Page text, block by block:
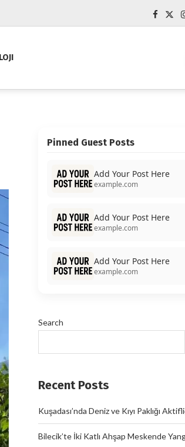
Pinned Guest Posts
Add Your Post Here
example.com
Add Your Post Here
example.com
Add Your Post Here
example.com
Search
Recent Posts
Kuşadası’nda Deniz ve Kıyı Paklığı
Bilecik’te İki Katlı Ahşap Meskende